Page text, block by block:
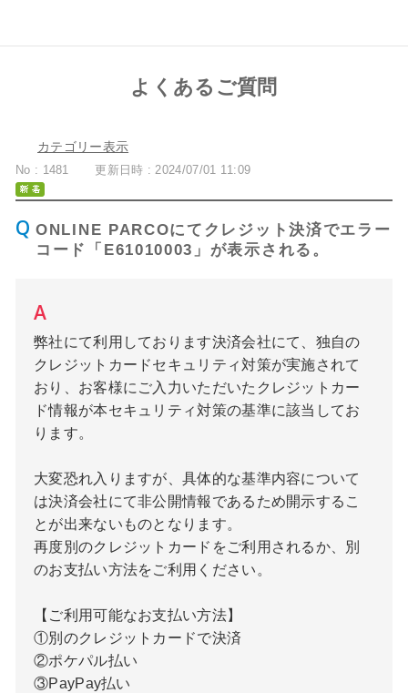
よくあるご質問
カテゴリー表示
No : 1481 更新日時 : 2024/07/01 11:09
ONLINE PARCOにてクレジット決済でエラー
コード「E61010003」が表示される。
弊社にて利用しております決済会社にて、独自の
クレジットカードセキュリティ対策が実施されて
おり、お客様にご入力いただいたクレジットカー
ド情報が本セキュリティ対策の基準に該当してお
ります。
大変恐れ入りますが、具体的な基準内容について
は決済会社にて非公開情報であるため開示するこ
とが出来ないものとなります。
再度別のクレジットカードをご利用されるか、別
のお支払い方法をご利用ください。
【ご利用可能なお支払い方法】
①別のクレジットカードで決済
②ポケパル払い
③PayPay払い